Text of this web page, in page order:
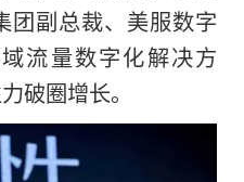
副总裁、美服数字
流量数字化解决方
破圈增长。